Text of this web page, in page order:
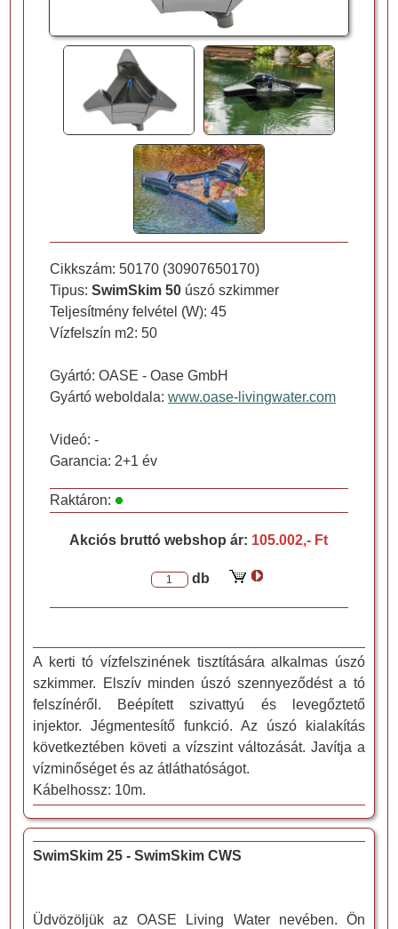
Cikkszám:50170 (30907650170)
Tipus:SwimSkim 50 úszó szkimmer
Teljesítmény felvétel (W): 45
Vízfelszín m2: 50
Gyártó:OASE - Oase GmbH
Gyártó weboldala:www.oase-livingwater.com
Videó: -
Garancia: 2+1 év
Raktáron:
Akciós bruttó webshop ár: 105.002,- Ft
db
A kerti tó vízfelszinének tisztítására alkalmas úszó
szkimmer. Elszív minden úszó szennyeződést a tó
felszínéről. Beépített szivattyú és levegőztető
injektor. Jégmentesítő funkció. Az úszó kialakítás
következtében követi a vízszint változását. Javítja a
vízminőséget és az átláthatóságot.
Kábelhossz: 10m.
SwimSkim 25 - SwimSkim CWS
Üdvözöljük az OASE Living Water nevében. Ön